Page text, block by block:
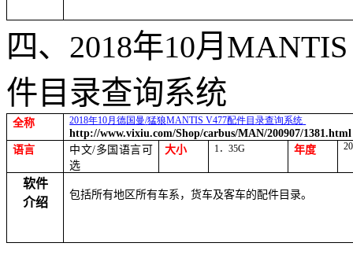
四、 2018年10月 MANTIS
件目录查询系统
全称 2018年10月德国曼/猛狼MANTIS V477配件目录查询系统
http://www.vixiu.com/Shop/carbus/MAN/200907/1381.html
语言
中文/多国语言可
选
大小 1．35G 年度
软件
介绍
包括所有地区所有车系，货车及客车的配件目录。